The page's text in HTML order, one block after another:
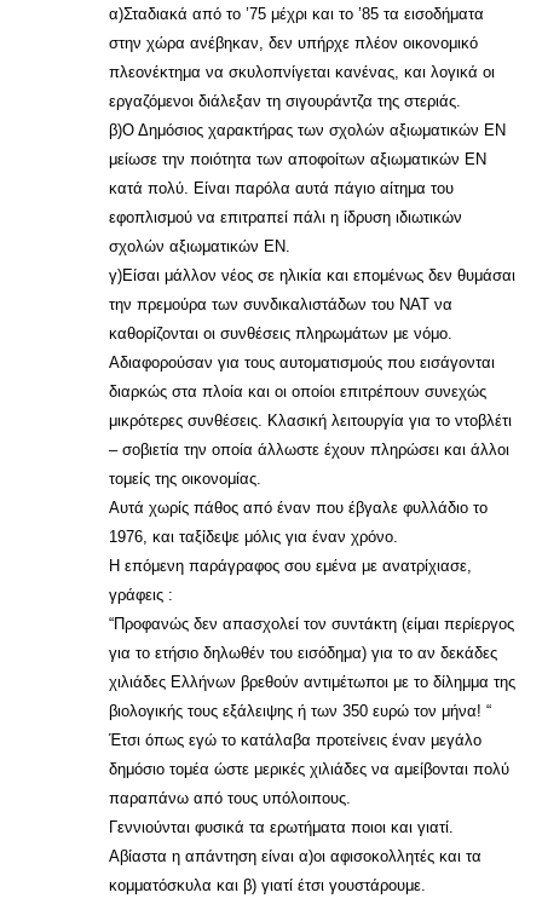
α)Σταδιακά από το ’75 μέχρι και το ’85 τα εισοδήματα
στην χώρα ανέβηκαν, δεν υπήρχε πλέον οικονομικό
πλεονέκτημα να σκυλοπνίγεται κανένας, και λογικά οι
εργαζόμενοι διάλεξαν τη σιγουράντζα της στεριάς.
β)Ο Δημόσιος χαρακτήρας των σχολών αξιωματικών ΕΝ
μείωσε την ποιότητα των αποφοίτων αξιωματικών ΕΝ
κατά πολύ. Είναι παρόλα αυτά πάγιο αίτημα του
εφοπλισμού να επιτραπεί πάλι η ίδρυση ιδιωτικών
σχολών αξιωματικών ΕΝ.
γ)Είσαι μάλλον νέος σε ηλικία και επομένως δεν θυμάσαι
την πρεμούρα των συνδικαλιστάδων του ΝΑΤ να
καθορίζονται οι συνθέσεις πληρωμάτων με νόμο.
Αδιαφορούσαν για τους αυτοματισμούς που εισάγονται
διαρκώς στα πλοία και οι οποίοι επιτρέπουν συνεχώς
μικρότερες συνθέσεις. Κλασική λειτουργία για το ντοβλέτι
– σοβιετία την οποία άλλωστε έχουν πληρώσει και άλλοι
τομείς της οικονομίας.
Αυτά χωρίς πάθος από έναν που έβγαλε φυλλάδιο το
1976, και ταξίδεψε μόλις για έναν χρόνο.
Η επόμενη παράγραφος σου εμένα με ανατρίχιασε,
γράφεις :
“Προφανώς δεν απασχολεί τον συντάκτη (είμαι περίεργος
για το ετήσιο δηλωθέν του εισόδημα) για το αν δεκάδες
χιλιάδες Ελλήνων βρεθούν αντιμέτωποι με το δίλημμα της
βιολογικής τους εξάλειψης ή των 350 ευρώ τον μήνα! “
Έτσι όπως εγώ το κατάλαβα προτείνεις έναν μεγάλο
δημόσιο τομέα ώστε μερικές χιλιάδες να αμείβονται πολύ
παραπάνω από τους υπόλοιπους.
Γεννιούνται φυσικά τα ερωτήματα ποιοι και γιατί.
Αβίαστα η απάντηση είναι α)οι αφισοκολλητές και τα
κομματόσκυλα και β) γιατί έτσι γουστάρουμε.